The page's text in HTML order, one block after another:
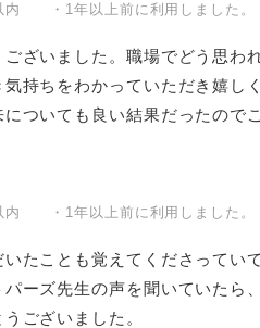
内 ・1年以上前に利用しました。
ざいました。職場でどう思わ
持ちをわかっていただき嬉し
ついても良い結果だったので
内 ・1年以上前に利用しました。
いたことも覚えてくださって
パーズ先生の声を聞いていた
ございました。